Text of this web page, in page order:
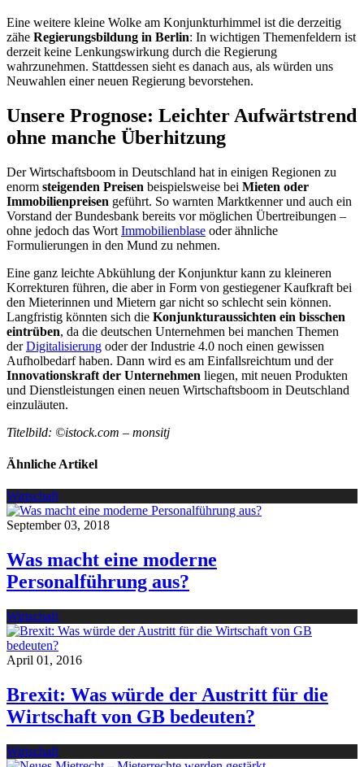
Eine weitere kleine Wolke am Konjunkturhimmel ist die derzeitig
zähe Regierungsbildung in Berlin: In wichtigen Themenfeldern ist
derzeit keine Lenkungswirkung durch die Regierung
wahrzunehmen. Stattdessen sieht es danach aus, als würden uns
Neuwahlen einer neuen Regierung bevorstehen.
Unsere Prognose: Leichter Aufwärtstrend
ohne manche Überhitzung
Der Wirtschaftsboom in Deutschland hat in einigen Regionen zu
enorm steigenden Preisen beispielsweise bei Mieten oder
Immobilienpreisen geführt. So warnten Marktkenner und auch ein
Vorstand der Bundesbank bereits vor möglichen Übertreibungen –
ohne jedoch das Wort Immobilienblase oder ähnliche
Formulierungen in den Mund zu nehmen.
Eine ganz leichte Abkühlung der Konjunktur kann zu kleineren
Korrekturen führen, die aber in Form von gestiegener Kaufkraft bei
den Mieterinnen und Mietern gar nicht so schlecht sein können.
Langfristig könnten sich die Konjunkturaussichten ein bisschen
eintrüben, da die deutschen Unternehmen bei manchen Themen
derDigitalisierung oder der Industrie 4.0 noch einen gewissen
Aufholbedarf haben. Dann wird es am Einfallsreichtum und der
Innovationskraft der Unternehmen liegen, mit neuen Produkten
und Dienstleistungen einen neuen Wirtschaftsboom in Deutschland
einzuläuten.
Titelbild: ©istock.com – monsitj
Ähnliche Artikel
Wirtschaft
September 03, 2018
Was macht eine moderne
Personalführung aus?
Wirtschaft
April 01, 2016
Brexit: Was würde der Austritt für die
Wirtschaft von GB bedeuten?
Wirtschaft